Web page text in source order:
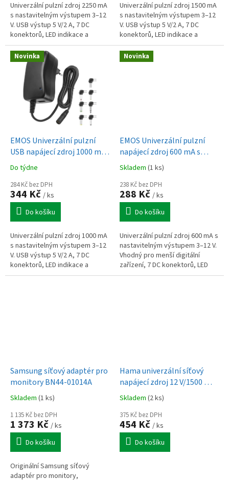
Univerzální pulzní zdroj 2250 mA
s nastavitelným výstupem 3–12
V. USB výstup 5 V/2 A, 7 DC
konektorů, LED indikace a
ochrana proti přetížení.
Univerzální pulzní zdroj 1500 mA
s nastavitelným výstupem 3–12
V. USB výstup 5 V/2 A, 7 DC
konektorů, LED indikace a
ochrana proti přetížení.
Novinka
EMOS Univerzální pulzní
USB napájecí zdroj 1000 mA
s hřebínkem
Do týdne
284 Kč bez DPH
344 Kč / ks
Do košíku
Univerzální pulzní zdroj 1000 mA
s nastavitelným výstupem 3–12
V. USB výstup 5 V/2 A, 7 DC
konektorů, LED indikace a
ochrana proti přetížení.
Novinka
EMOS Univerzální pulzní
napájecí zdroj 600 mA s
hřebínkem
Skladem (1 ks)
238 Kč bez DPH
288 Kč / ks
Do košíku
Univerzální pulzní zdroj 600 mA s
nastavitelným výstupem 3–12 V.
Vhodný pro menší digitální
zařízení, 7 DC konektorů, LED
indikace a ochrana proti
Samsung síťový adaptér pro
monitory BN44-01014A
Skladem (1 ks)
1 135 Kč bez DPH
1 373 Kč / ks
Do košíku
Originální Samsung síťový
adaptér pro monitory,
Hama univerzální síťový
napájecí zdroj 12 V/1500 mA,
nastavitelný, 7 konektorů
Skladem (2 ks)
375 Kč bez DPH
454 Kč / ks
Do košíku